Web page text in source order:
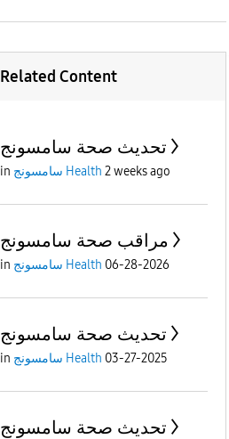
Related Content
تحديث صحة سامسونج
in سامسونج Health 2 weeks ago
مراقب صحة سامسونج
in سامسونج Health 06-28-2026
تحديث صحة سامسونج
in سامسونج Health 03-27-2025
تحديث صحة سامسونج